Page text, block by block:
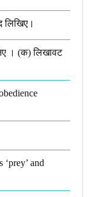
लिखिए।​
। (क) लिखावट
and